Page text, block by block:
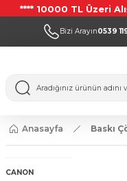
**** 10000 TL Üzeri
Bizi Arayın0539
Anasayfa Baskı
CANON